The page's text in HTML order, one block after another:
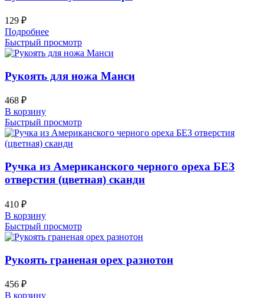
129 ₽
Подробнее
Быстрый просмотр
Рукоять для ножа Манси
468 ₽
В корзину
Быстрый просмотр
Ручка из Американского черного ореха БЕЗ
отверстия (цветная) сканди
410 ₽
В корзину
Быстрый просмотр
Рукоять граненая орех разнотон
456 ₽
В корзину